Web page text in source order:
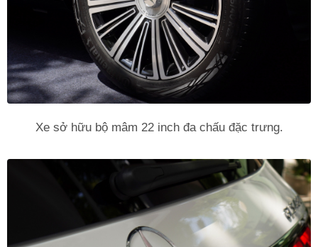
Xe sở hữu bộ mâm 22 inch đa chấu đặc trưng.